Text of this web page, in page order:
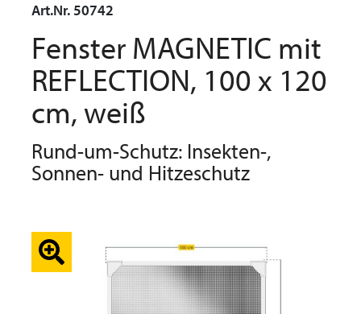
Art.Nr. 50742
Fenster MAGNETIC mit
REFLECTION, 100 x 120
cm, weiß
Rund-um-Schutz: Insekten-,
Sonnen- und Hitzeschutz